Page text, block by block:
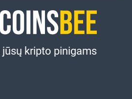
jūsų kripto pinigams